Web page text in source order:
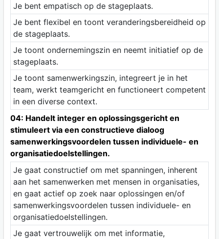
Je bent empatisch op de stageplaats.
Je bent flexibel en toont veranderingsbereidheid op
de stageplaats.
Je toont ondernemingszin en neemt initiatief op de
stageplaats.
Je toont samenwerkingszin, integreert je in het
team, werkt teamgericht en functioneert competent
in een diverse context.
04: Handelt integer en oplossingsgericht en
stimuleert via een constructieve dialoog
samenwerkingsvoordelen tussen individuele- en
organisatiedoelstellingen.
Je gaat constructief om met spanningen, inherent
aan het samenwerken met mensen in organisaties,
en gaat actief op zoek naar oplossingen en/of
samenwerkingsvoordelen tussen individuele- en
organisatiedoelstellingen.
Je gaat vertrouwelijk om met informatie,